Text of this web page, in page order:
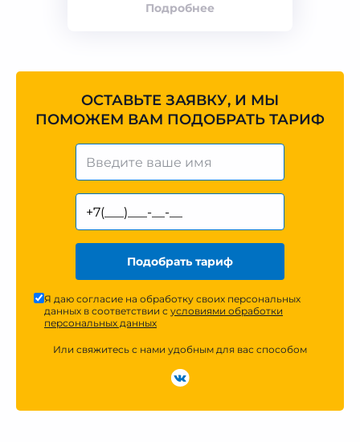
Подробнее
ОСТАВЬТЕ ЗАЯВКУ, И МЫ
ПОМОЖЕМ ВАМ ПОДОБРАТЬ ТАРИФ
Подобрать тариф
Я даю согласие на обработку своих персональных
данных в соответствии с условиями обработки
персональных данных
Или свяжитесь с нами удобным для вас способом